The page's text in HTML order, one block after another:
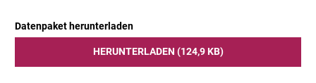
Datenpaket herunterladen
HERUNTERLADEN (124,9 KB)